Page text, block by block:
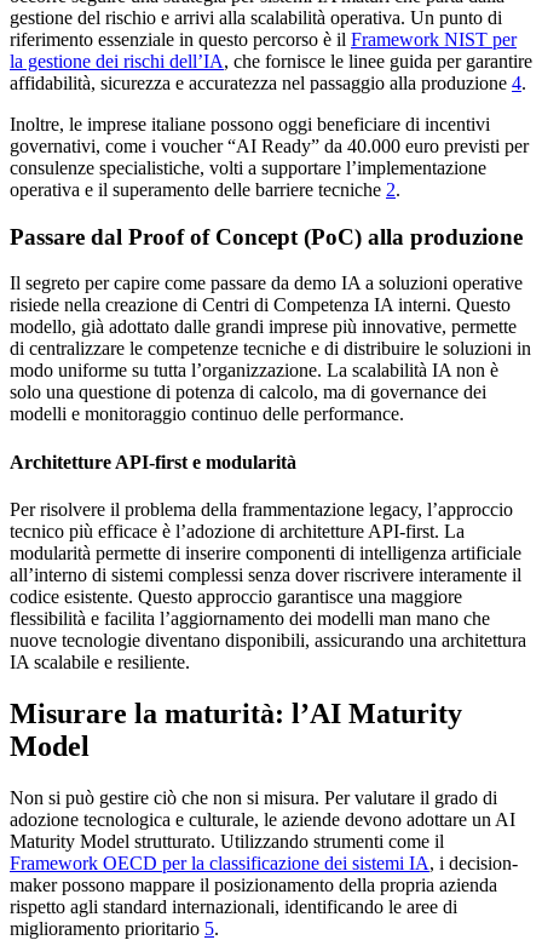
gestione del rischio e arrivi alla scalabilità operativa. Un punto di
riferimento essenziale in questo percorso è il Framework NIST per
la gestione dei rischi dell’IA, che fornisce le linee guida per garantire
affidabilità, sicurezza e accuratezza nel passaggio alla produzione 4.
Inoltre, le imprese italiane possono oggi beneficiare di incentivi
governativi, come i voucher “AI Ready” da 40.000 euro previsti per
consulenze specialistiche, volti a supportare l’implementazione
operativa e il superamento delle barriere tecniche 2.
Passare dal Proof of Concept (PoC) alla produzione
Il segreto per capire come passare da demo IA a soluzioni operative
risiede nella creazione di Centri di Competenza IA interni. Questo
modello, già adottato dalle grandi imprese più innovative, permette
di centralizzare le competenze tecniche e di distribuire le soluzioni in
modo uniforme su tutta l’organizzazione. La scalabilità IA non è
solo una questione di potenza di calcolo, ma di governance dei
modelli e monitoraggio continuo delle performance.
Architetture API-first e modularità
Per risolvere il problema della frammentazione legacy, l’approccio
tecnico più efficace è l’adozione di architetture API-first. La
modularità permette di inserire componenti di intelligenza artificiale
all’interno di sistemi complessi senza dover riscrivere interamente il
codice esistente. Questo approccio garantisce una maggiore
flessibilità e facilita l’aggiornamento dei modelli man mano che
nuove tecnologie diventano disponibili, assicurando una architettura
IA scalabile e resiliente.
Misurare la maturità: l’AI Maturity
Model
Non si può gestire ciò che non si misura. Per valutare il grado di
adozione tecnologica e culturale, le aziende devono adottare un AI
Maturity Model strutturato. Utilizzando strumenti come il
Framework OECD per la classificazione dei sistemi IA, i decision-
maker possono mappare il posizionamento della propria azienda
rispetto agli standard internazionali, identificando le aree di
miglioramento prioritario 5.